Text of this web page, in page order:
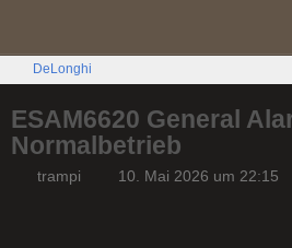
DeLonghi
ESAM6620 General
Normalbetrieb
trampi 10. Mai 2026 um 22:15